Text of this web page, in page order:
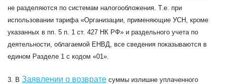
не разделяются по системам налогообложения. Т.е. при
использовании тарифа «Организации, применяющие УСН, кроме
указанных в пп. 5 п. 1 ст. 427 НК РФ» и раздельного учета по
деятельности, облагаемой ЕНВД, все сведения показываются в
едином Разделе 1 с кодом «01».
3. В Заявлении о возврате суммы излишне уплаченного